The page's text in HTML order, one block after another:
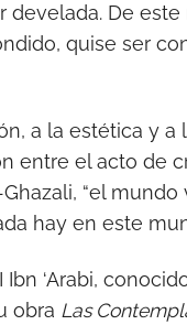
develada. De
quise ser
a la estética y
entre el acto de
“el
hay en este
‘Arabi,
obra Las